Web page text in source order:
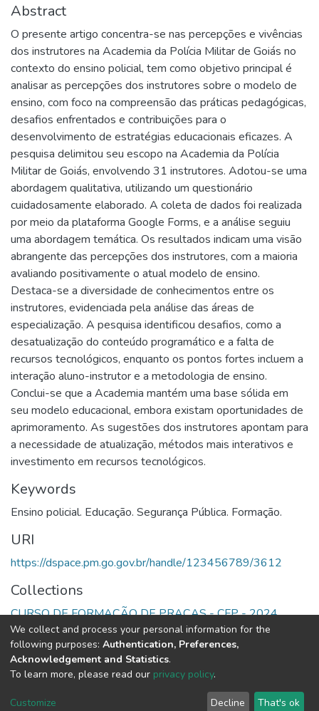
Abstract
O presente artigo concentra-se nas percepções e vivências
dos instrutores na Academia da Polícia Militar de Goiás no
contexto do ensino policial, tem como objetivo principal é
analisar as percepções dos instrutores sobre o modelo de
ensino, com foco na compreensão das práticas pedagógicas,
desafios enfrentados e contribuições para o
desenvolvimento de estratégias educacionais eficazes. A
pesquisa delimitou seu escopo na Academia da Polícia
Militar de Goiás, envolvendo 31 instrutores. Adotou-se uma
abordagem qualitativa, utilizando um questionário
cuidadosamente elaborado. A coleta de dados foi realizada
por meio da plataforma Google Forms, e a análise seguiu
uma abordagem temática. Os resultados indicam uma visão
abrangente das percepções dos instrutores, com a maioria
avaliando positivamente o atual modelo de ensino.
Destaca-se a diversidade de conhecimentos entre os
instrutores, evidenciada pela análise das áreas de
especialização. A pesquisa identificou desafios, como a
desatualização do conteúdo programático e a falta de
recursos tecnológicos, enquanto os pontos fortes incluem a
interação aluno-instrutor e a metodologia de ensino.
Conclui-se que a Academia mantém uma base sólida em
seu modelo educacional, embora existam oportunidades de
aprimoramento. As sugestões dos instrutores apontam para
a necessidade de atualização, métodos mais interativos e
investimento em recursos tecnológicos.
Keywords
Ensino policial. Educação. Segurança Pública. Formação.
URI
https://dspace.pm.go.gov.br/handle/123456789/3612
Collections
CURSO DE FORMAÇÃO DE PRAÇAS - CFP - 2024
Full item page
DSpace software copyright © 2002-2026
Cookie
End User
Send
We collect and process your personal information for the
following purposes: Authentication, Preferences,
Acknowledgement and Statistics.
To learn more, please read our privacy policy.
Customize Decline That's ok